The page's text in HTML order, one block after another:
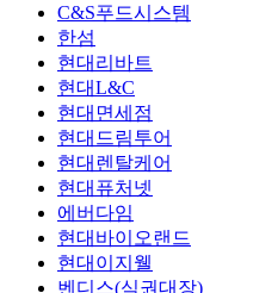
C&S푸드시스템
한섬
현대리바트
현대L&C
현대면세점
현대드림투어
현대렌탈케어
현대퓨처넷
에버다임
현대바이오랜드
현대이지웰
벤디스(식권대장)